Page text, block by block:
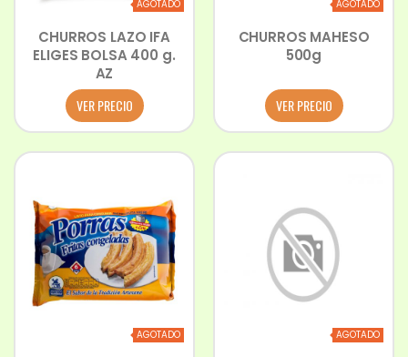
AGOTADO
CHURROS LAZO IFA
ELIGES BOLSA 400 g.
AZ
VER PRECIO
AGOTADO
CHURROS MAHESO
500g
VER PRECIO
AGOTADO AGOTADO